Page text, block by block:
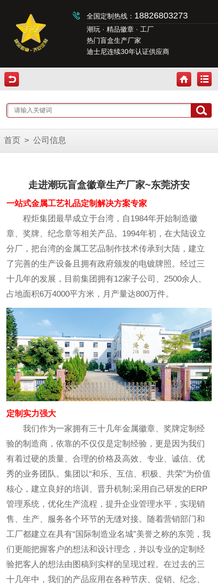
全国定制热线： 18826803273
潮玩 · 精品徽章 · 工厂
热门盲盒生产厂家
迪士尼连续30年认证供应商
首页 > 公司信息
走进潮玩盲盒徽章生产厂家~东莞济安
一站式金属工艺礼品定制解决方案专家
程炬集团最早成立于台湾，自1984年开始制造徽
章、奖牌、纪念章等相关产品。1994年初，在大陆设立
分厂，把台湾的金属工艺品制作技术传承到大陆，建立
了完善的生产设备且拥有政府颁发的电镀牌照。经过三
十几年的发展，目前集团拥有12家子公司、2500余人、
占地面积6万4000平方米，月产量达800万件。
定制实力强大
我们作为一家拥有三十几年金属徽章、奖牌定制经
验的制造商，依靠的不仅仅是定制经验，更是因为我们
有着过硬的质量、合理的价格及高效、专业、诚信、优
秀的业务团队。集团以“和乐、互信、积极、共荣”为价值
核心，建立良好的培训、晋升机制;采用自己研发的ERP
管理系统，优化生产流程，提升企业管理水平，实现销
售、生产、服务各个环节的无缝对接。随着营销部门和
工厂都建立在具有“国际制造业名城”美誉之称的东莞，我
们更能把握客户的想法和设计理念，并以专业的定制经
验把客人的想法由图稿到实样的呈现过程。在过去的三
十几年中，我们的产品应用在各种节庆、促销、纪念、